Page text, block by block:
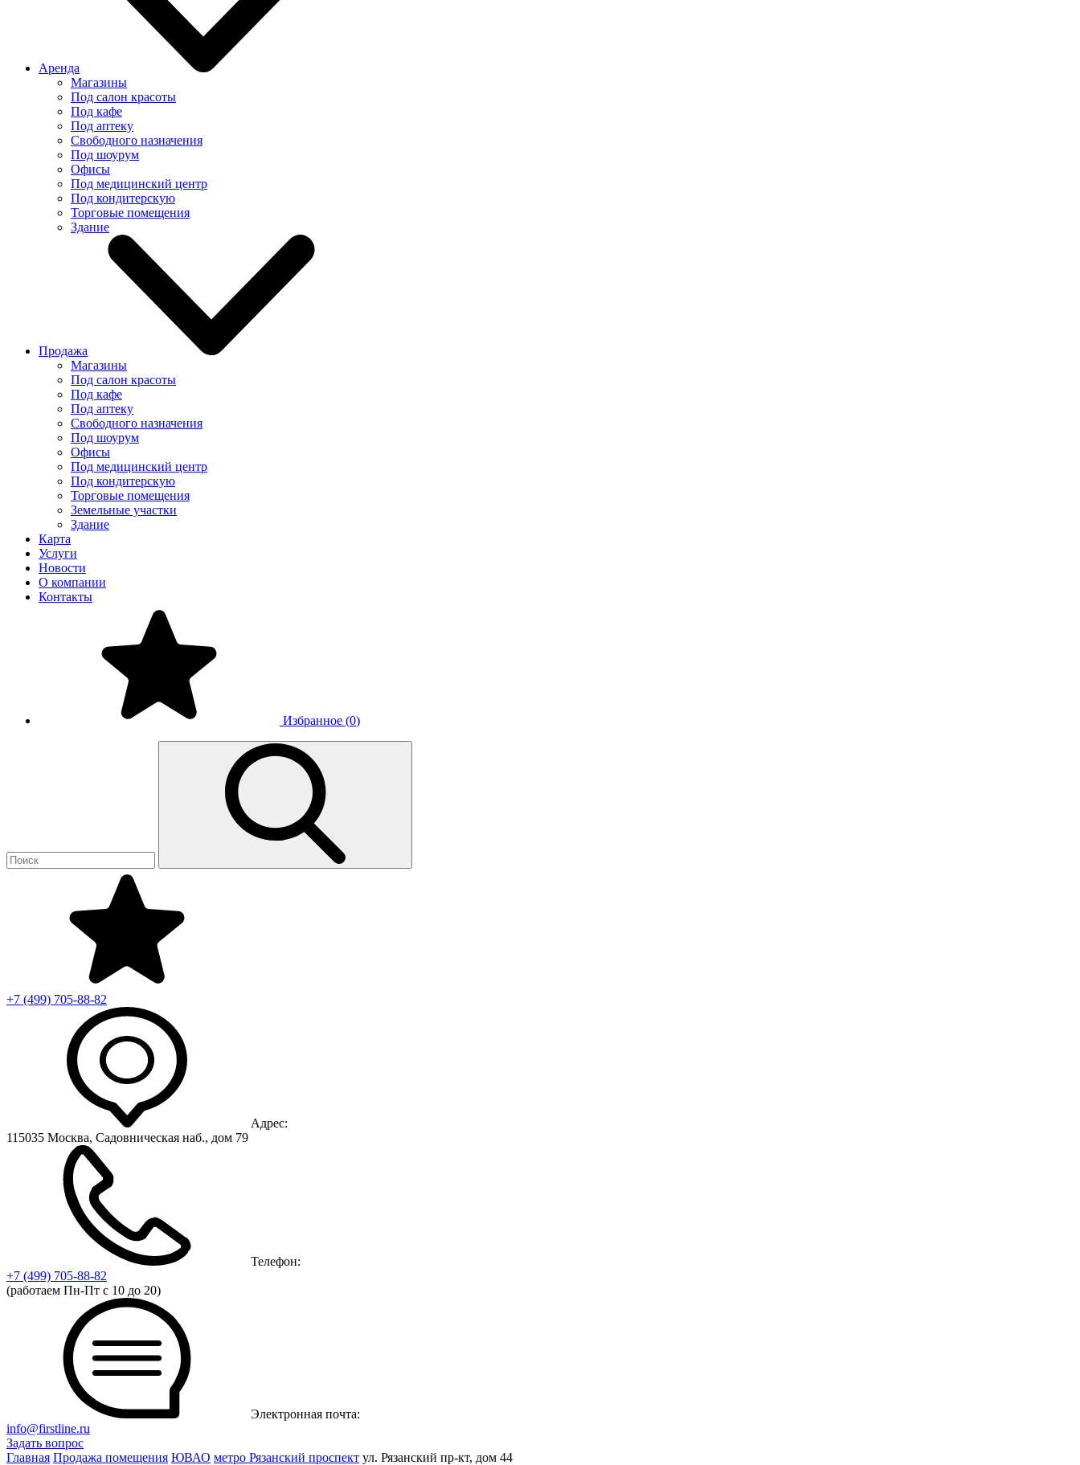
Аренда
Магазины
Под салон красоты
Под кафе
Под аптеку
Свободного назначения
Под шоурум
Офисы
Под медицинский центр
Под кондитерскую
Торговые помещения
Здание
Продажа
Магазины
Под салон красоты
Под кафе
Под аптеку
Свободного назначения
Под шоурум
Офисы
Под медицинский центр
Под кондитерскую
Торговые помещения
Земельные участки
Здание
Карта
Услуги
Новости
О компании
Контакты
Избранное (0)
+7 (499) 705-88-82
Адрес:
115035 Москва, Садовническая наб., дом 79
Телефон:
+7 (499) 705-88-82
(работаем Пн-Пт с 10 до 20)
Электронная почта:
info@firstline.ru
Задать вопрос
Главная Продажа помещения ЮВАО метро Рязанский проспект ул. Рязанский пр-кт, дом 44